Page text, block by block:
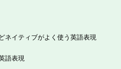
ネイティブがよく使う英語表現
語表現